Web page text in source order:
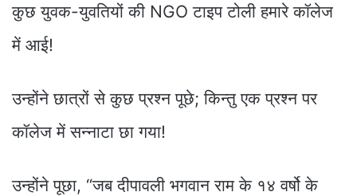
कुछ युवक-युवतियों की NGO टाइप टोली हमारे कॉलेज
में आई!
उन्होंने छात्रों से कुछ प्रश्न पूछे; किन्तु एक प्रश्न पर
कॉलेज में सन्नाटा छा गया!
उन्होंने पूछा, “जब दीपावली भगवान राम के १४ वर्षो के